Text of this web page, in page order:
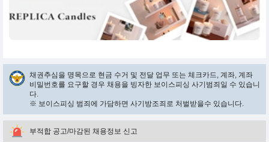
채권추심을 명목으로 현금 수거 및 전달 업무 또는 체크카드, 계좌, 계좌
비밀번호를 요구할 경우 채용을 빙자한 보이스피싱 사기범죄일 수 있습니
다.
※ 보이스피싱 범죄에 가담하면 사기방조죄로 처벌받을수 있습니다.
부적합 공고/마감된 채용정보 신고